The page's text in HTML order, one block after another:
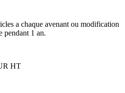
a chaque avenant ou modification
pendant 1 an.
HT